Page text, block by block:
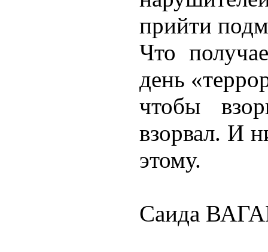
прийти
Что
день
чтобы
взорвал. И
этому.
Саида